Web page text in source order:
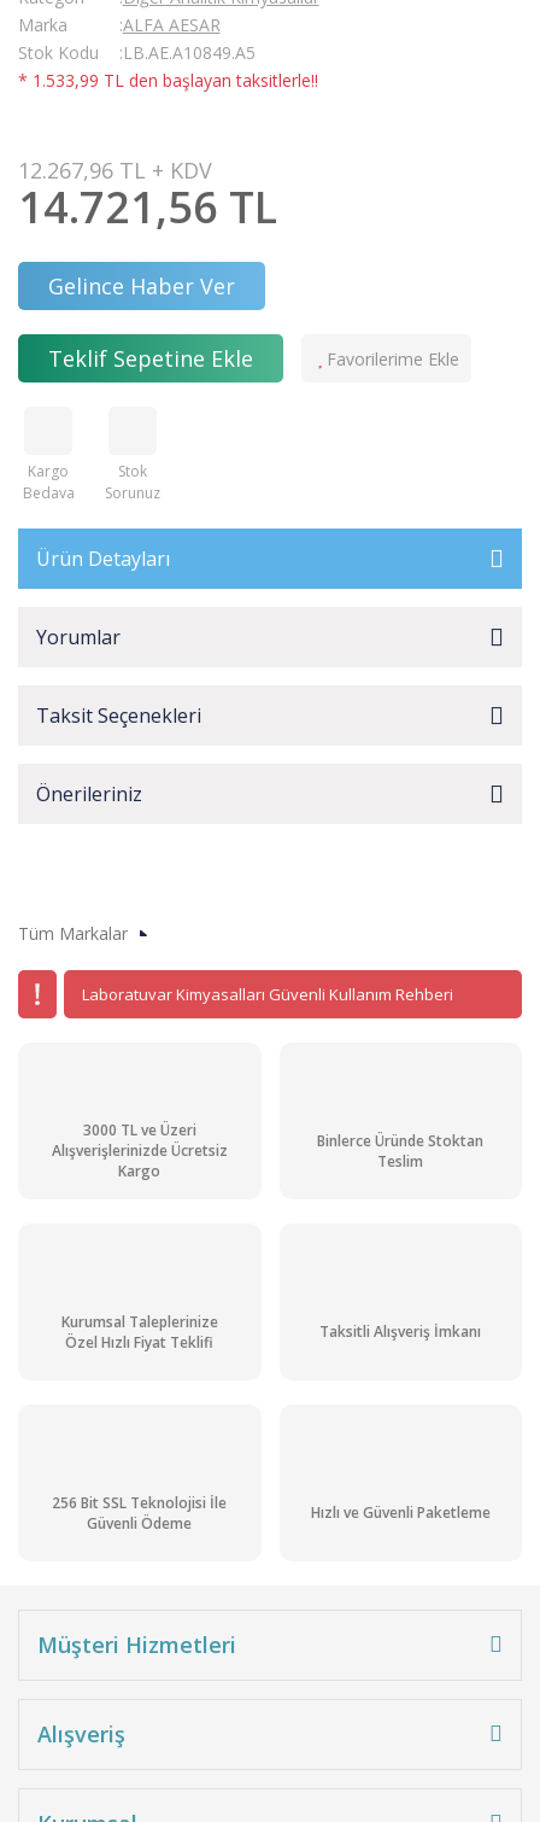
Marka
ALFA AESAR
Stok Kodu
LB.AE.A10849.A5
* 1.533,99 TL den başlayan taksitlerle!!
12.267,96 TL + KDV
14.721,56 TL
Gelince Haber Ver
Teklif Sepetine Ekle
Kargo
Bedava
Stok
Sorunuz
Ürün Detayları
Yorumlar
Taksit Seçenekleri
Önerileriniz
Tüm Markalar
Laboratuvar Kimyasalları Güvenli Kullanım Rehberi
3000 TL ve Üzeri
Alışverişlerinizde Ücretsiz
Kargo
Binlerce Üründe Stoktan
Teslim
Kurumsal Taleplerinize
Özel Hızlı Fiyat Teklifi
Taksitli Alışveriş İmkanı
256 Bit SSL Teknolojisi İle
Güvenli Ödeme
Hızlı ve Güvenli Paketleme
Müşteri Hizmetleri
Alışveriş